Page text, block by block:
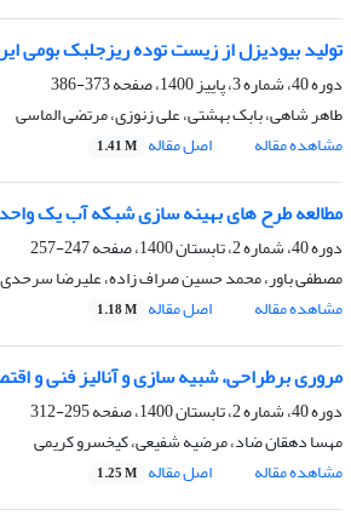
تولید بیودیزل از زیست توده ریزجلبک بومی
دوره 40، شماره 3، پاییز 1400، صفحه
373-386
طاهر شاهی، بابک بهشتی، علی زنوزی، مرتضی الماسی
مشاهده مقاله
اصل مقاله 1.41 M
مطالعه طرح های بهینه سازی شبکه آب یک
دوره 40، شماره 2، تابستان 1400، صفحه
247-257
مصطفی باور، محمد حسین صراف زاده، علیرضا سرحدی
مشاهده مقاله
اصل مقاله 1.18 M
مروری برطراحی، شبیه سازی و آنالیز فنی و
دوره 40، شماره 2، تابستان 1400، صفحه
295-312
مهسا دهقان ضاد، مرضیه شفیعی، کیخسرو کریمی
مشاهده مقاله
اصل مقاله 1.25 M